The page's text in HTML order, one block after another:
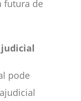
futura de
pode